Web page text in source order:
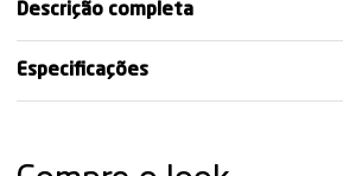
Descrição completa
Especificações